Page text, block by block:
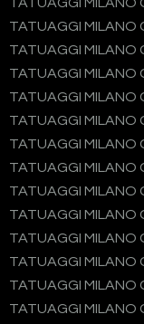
TATUAGGI MILANO
TATUAGGI MILANO
TATUAGGI MILANO
TATUAGGI MILANO
TATUAGGI MILANO
TATUAGGI MILANO
TATUAGGI MILANO
TATUAGGI MILANO
TATUAGGI MILANO
TATUAGGI MILANO
TATUAGGI MILANO
TATUAGGI MILANO
TATUAGGI MILANO